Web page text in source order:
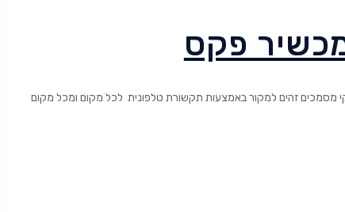
פקס
זהים למקור באמצעות תקשורת טלפונית לכל מקום ומכל מקום